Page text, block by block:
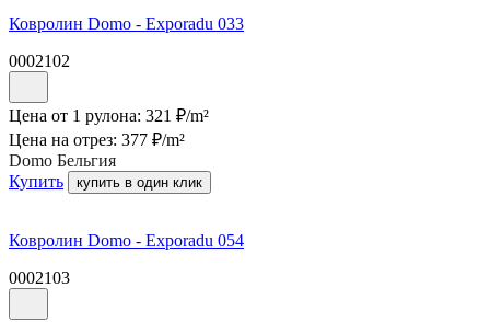
Ковролин Domo - Exporadu 033
0002102
Цена от 1 рулона: 321 ₽/m²
Цена на отрез: 377 ₽/m²
Domo Бельгия
Купить
купить в один клик
Ковролин Domo - Exporadu 054
0002103